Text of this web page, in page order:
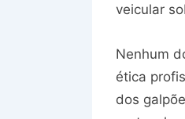
veicular
Nenhum
ética
dos